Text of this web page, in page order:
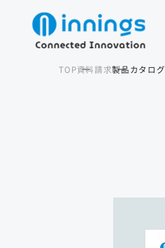
TOP資料請求製品カタログ